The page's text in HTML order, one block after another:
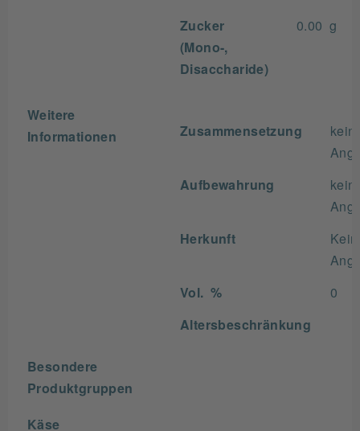
Zucker
(Mono-,
Disaccharide)
0.00 g
Weitere
Informationen
Zusammensetzung
Aufbewahrung
Herkunft
Vol. % 0
Altersbeschränkung
Besondere
Produktgruppen
Käse